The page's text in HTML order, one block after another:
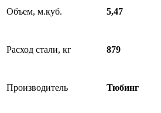
Объем, м.куб. 5,47
Расход стали, кг 879
Производитель Тюбинг